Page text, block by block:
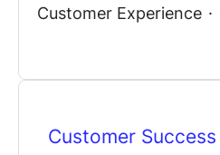
Customer Experience ·
Customer